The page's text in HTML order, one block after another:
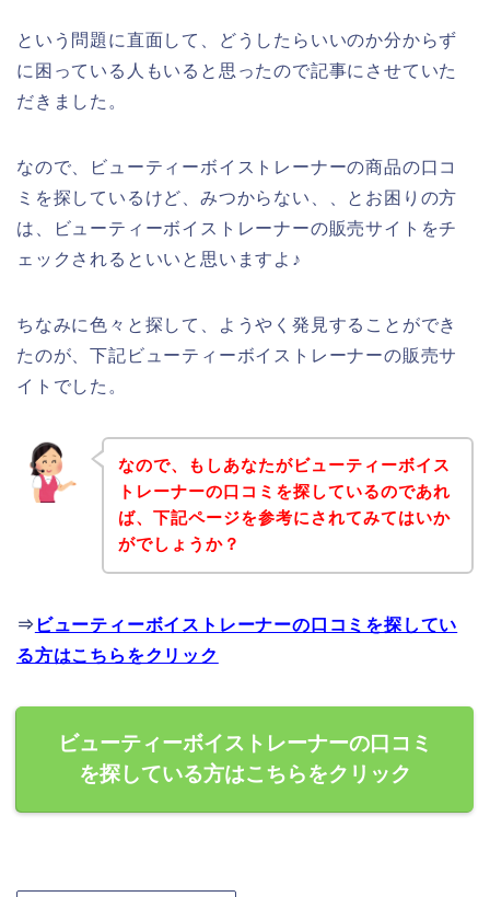
という問題に直面して、どうしたらいいのか分からず
に困っている人もいると思ったので記事にさせていた
だきました。
なので、ビューティーボイストレーナーの商品の口コ
ミを探しているけど、みつからない、、とお困りの方
は、ビューティーボイストレーナーの販売サイトをチ
ェックされるといいと思いますよ♪
ちなみに色々と探して、ようやく発見することができ
たのが、下記ビューティーボイストレーナーの販売サ
イトでした。
なので、もしあなたがビューティーボイス
トレーナーの口コミを探しているのであれ
ば、下記ページを参考にされてみてはいか
がでしょうか？
⇒ ビューティーボイストレーナーの口コミを探してい
る方はこちらをクリック
ビューティーボイストレーナーの口コミ
を探している方はこちらをクリック